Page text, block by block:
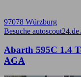
97078 Würzburg
Besuche autoscout24.de
Abarth 595C 1.4
AGA